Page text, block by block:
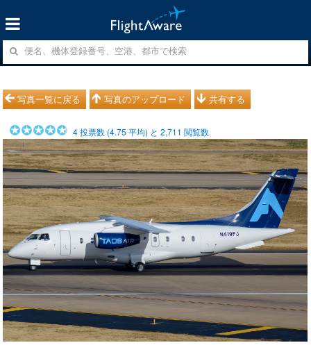
写真一覧に戻る 写真のアップロード 共有する
4投票数 (4.75 平均) と2,711 閲覧数